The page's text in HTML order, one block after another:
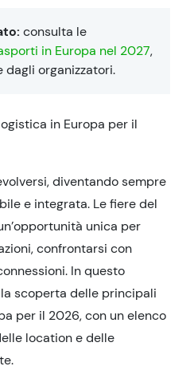
consulta le
in Europa nel 2027,
organizzatori.
in Europa per il
diventando sempre
e integrata. Le fiere del
unica per
confrontarsi con
In questo
scoperta delle principali
per il 2026, con un elenco
location e delle